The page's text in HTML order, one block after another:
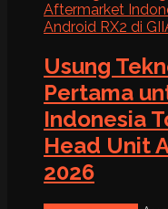
Usung
Pertama
Indonesia
Head Unit
2026